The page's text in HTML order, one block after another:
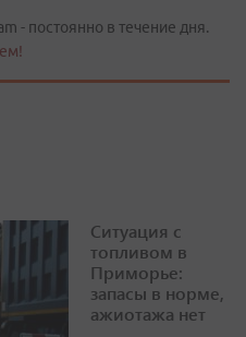
- постоянно в течение дня.
Ситуация с
топливом в
Приморье:
запасы в норме,
ажиотажа нет